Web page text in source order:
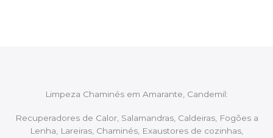
Limpeza Chaminés em Amarante, Candemil:
Recuperadores de Calor, Salamandras, Caldeiras, Fogões a
Lenha, Lareiras, Chaminés, Exaustores de cozinhas,